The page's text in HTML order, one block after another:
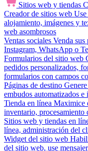
Sitios web y tiendas
Creador de sitios web
alojamiento, imágenes y
web asombrosos
Ventas sociales Venda sus
Instagram, WhatsApp o
Formularios del sitio web
pedidos personalizados,
formularios con campos
Páginas de destino
embudos automatizados
Tienda en línea Maximice
inventario, procesamiento
Sitios web y tiendas en
línea, administración del
Widget del sitio web
del sitio web, use